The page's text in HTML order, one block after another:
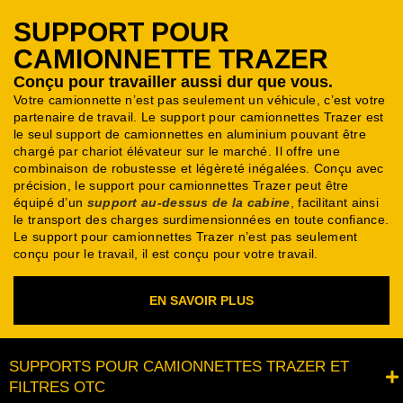
SUPPORT POUR
CAMIONNETTE TRAZER
Conçu pour travailler aussi dur que vous.
Votre camionnette n’est pas seulement un véhicule, c’est votre
partenaire de travail. Le support pour camionnettes Trazer est
le seul support de camionnettes en aluminium pouvant être
chargé par chariot élévateur sur le marché. Il offre une
combinaison de robustesse et légèreté inégalées. Conçu avec
précision, le support pour camionnettes Trazer peut être
équipé d’un support au-dessus de la cabine , facilitant ainsi
le transport des charges surdimensionnées en toute confiance.
Le support pour camionnettes Trazer n’est pas seulement
conçu pour le travail, il est conçu pour votre travail.
EN SAVOIR PLUS
SUPPORTS POUR CAMIONNETTES TRAZER ET
FILTRES OTC